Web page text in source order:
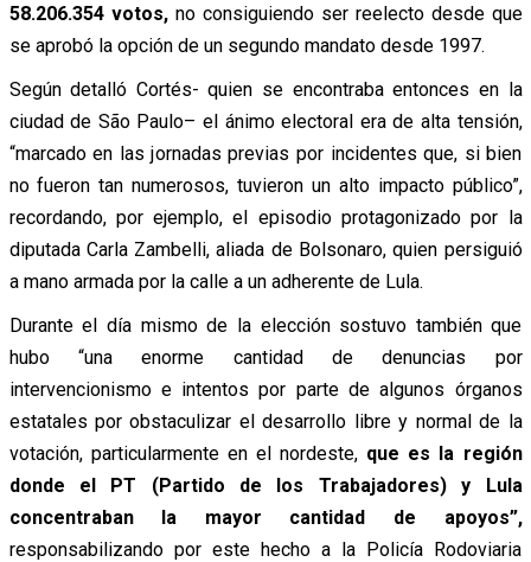
58.206.354 votos,no consiguiendo ser reelecto desde que
se aprobó la opción de un segundo mandato desde 1997.
Según detalló Cortés- quien se encontraba entonces en la
ciudad de São Paulo– el ánimo electoral era de alta tensión,
“marcado en las jornadas previas por incidentes que, si bien
no fueron tan numerosos, tuvieron un alto impacto público”,
recordando, por ejemplo, el episodio protagonizado por la
diputada Carla Zambelli, aliada de Bolsonaro, quien persiguió
a mano armada por la calle a un adherente de Lula.
Durante el día mismo de la elección sostuvo también que
hubo “una enorme cantidad de denuncias por
intervencionismo e intentos por parte de algunos órganos
estatales por obstaculizar el desarrollo libre y normal de la
votación, particularmente en el nordeste, que es la región
donde el PT (Partido de los Trabajadores) y Lula
concentraban la mayor cantidad de apoyos”,
responsabilizando por este hecho a la Policía Rodoviaria